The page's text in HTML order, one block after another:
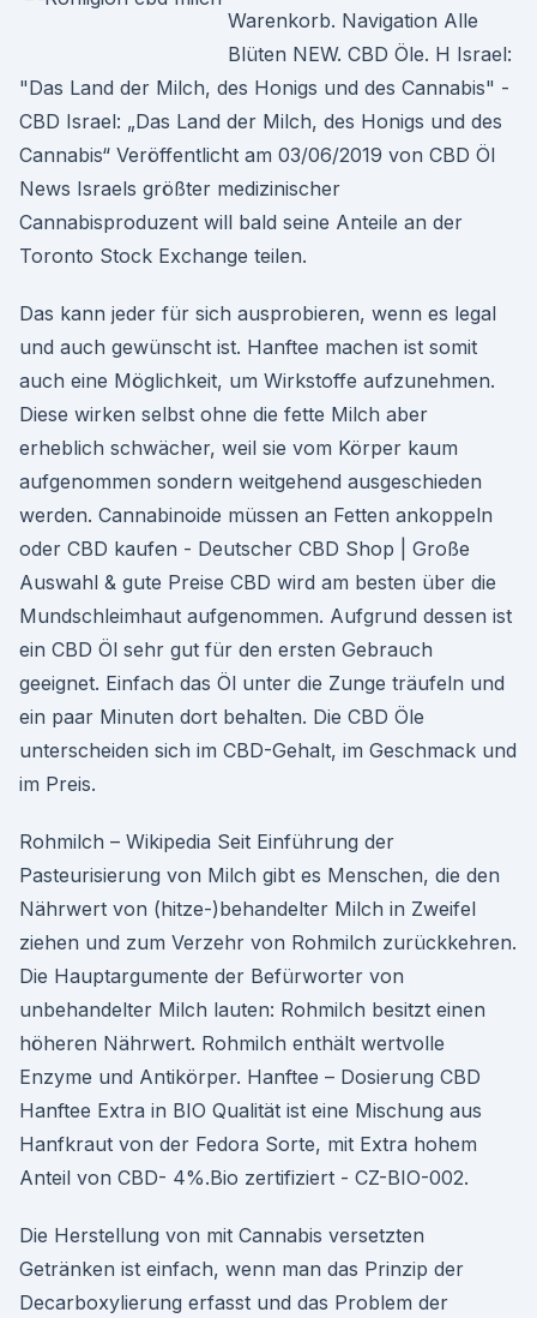
Warenkorb. Navigation Alle
Blüten NEW. CBD Öle. H Israel:
"Das Land der Milch, des Honigs und des Cannabis" -
CBD Israel: „Das Land der Milch, des Honigs und des
Cannabis“ Veröffentlicht am 03/06/2019 von CBD Öl
News Israels größter medizinischer
Cannabisproduzent will bald seine Anteile an der
Toronto Stock Exchange teilen.
Das kann jeder für sich ausprobieren, wenn es legal
und auch gewünscht ist. Hanftee machen ist somit
auch eine Möglichkeit, um Wirkstoffe aufzunehmen.
Diese wirken selbst ohne die fette Milch aber
erheblich schwächer, weil sie vom Körper kaum
aufgenommen sondern weitgehend ausgeschieden
werden. Cannabinoide müssen an Fetten ankoppeln
oder CBD kaufen - Deutscher CBD Shop | Große
Auswahl & gute Preise CBD wird am besten über die
Mundschleimhaut aufgenommen. Aufgrund dessen ist
ein CBD Öl sehr gut für den ersten Gebrauch
geeignet. Einfach das Öl unter die Zunge träufeln und
ein paar Minuten dort behalten. Die CBD Öle
unterscheiden sich im CBD-Gehalt, im Geschmack und
im Preis.
Rohmilch – Wikipedia Seit Einführung der
Pasteurisierung von Milch gibt es Menschen, die den
Nährwert von (hitze-)behandelter Milch in Zweifel
ziehen und zum Verzehr von Rohmilch zurückkehren.
Die Hauptargumente der Befürworter von
unbehandelter Milch lauten: Rohmilch besitzt einen
höheren Nährwert. Rohmilch enthält wertvolle
Enzyme und Antikörper. Hanftee – Dosierung CBD
Hanftee Extra in BIO Qualität ist eine Mischung aus
Hanfkraut von der Fedora Sorte, mit Extra hohem
Anteil von CBD- 4%.Bio zertifiziert - CZ-BIO-002.
Die Herstellung von mit Cannabis versetzten
Getränken ist einfach, wenn man das Prinzip der
Decarboxylierung erfasst und das Problem der